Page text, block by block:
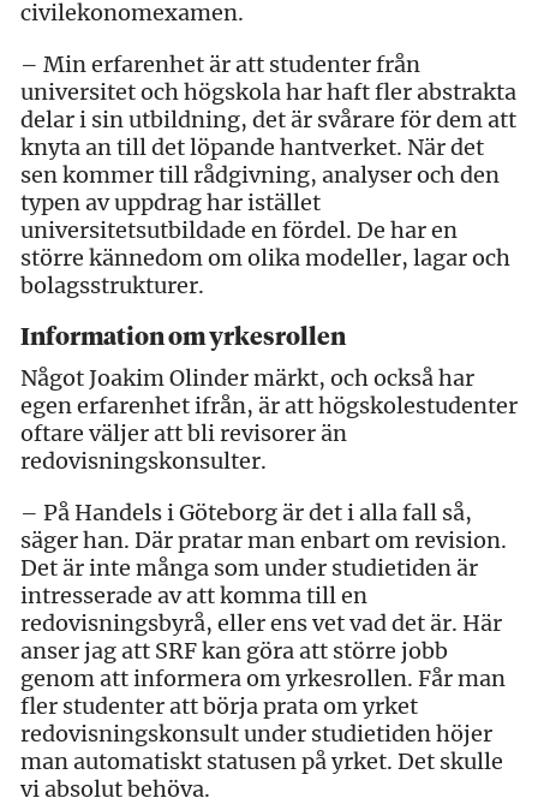
civilekonomexamen.
– Min erfarenhet är att studenter från
universitet och högskola har haft fler abstrakta
delar i sin utbildning, det är svårare för dem att
knyta an till det löpande hantverket. När det
sen kommer till rådgivning, analyser och den
typen av uppdrag har istället
universitetsutbildade en fördel. De har en
större kännedom om olika modeller, lagar och
bolagsstrukturer.
Information om yrkesrollen
Något Joakim Olinder märkt, och också har
egen erfarenhet ifrån, är att högskolestudenter
oftare väljer att bli revisorer än
redovisningskonsulter.
– På Handels i Göteborg är det i alla fall så,
säger han. Där pratar man enbart om revision.
Det är inte många som under studietiden är
intresserade av att komma till en
redovisningsbyrå, eller ens vet vad det är. Här
anser jag att SRF kan göra att större jobb
genom att informera om yrkesrollen. Får man
fler studenter att börja prata om yrket
redovisningskonsult under studietiden höjer
man automatiskt statusen på yrket. Det skulle
vi absolut behöva.